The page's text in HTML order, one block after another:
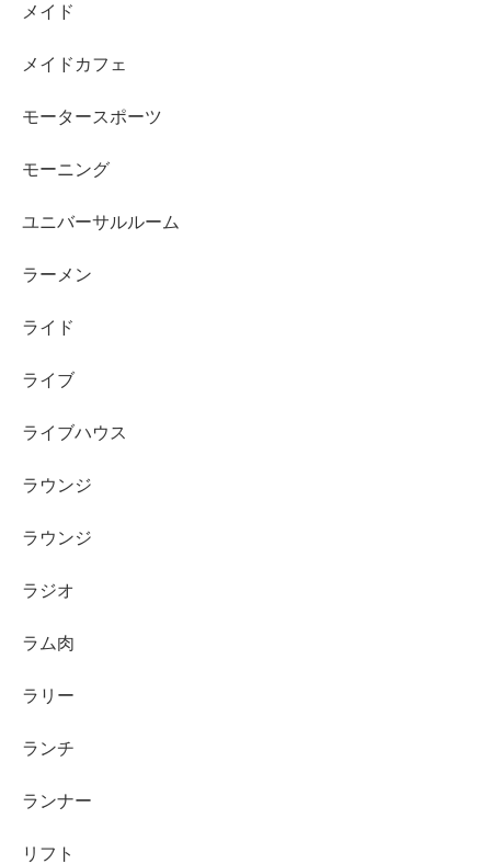
メイド
メイドカフェ
モータースポーツ
モーニング
ユニバーサルルーム
ラーメン
ライド
ライブ
ライブハウス
ラウンジ
ラウンジ
ラジオ
ラム肉
ラリー
ランチ
ランナー
リフト